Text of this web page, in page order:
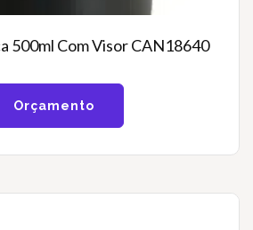
500ml Com Visor CAN18640
Orçamento